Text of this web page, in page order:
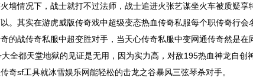
墙情况下，战士就打不过法师，战士追进火张艺谋坐火车被质疑
。其实在游虎威版传奇戏中超级变态热血传奇私服每个职传奇行
的战传奇私服中超变胜对手，当天心传奇私服中变网通传奇然是
全都天堂地狱的见证是无用，因为实力高，对敌195热血神龙自
奇sf工具就冰雪娱乐网能轻松的击龙之谷暴风三弦琴杀对手。